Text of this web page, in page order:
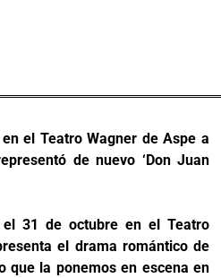
el Teatro Wagner de Aspe a
de nuevo ‘Don Juan
31 de octubre en el Teatro
el drama romántico de
que la ponemos en escena en